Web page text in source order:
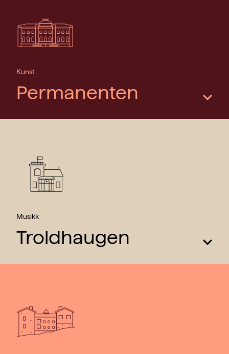
Les mer
Kunst
Permanenten
Musikk
Troldhaugen